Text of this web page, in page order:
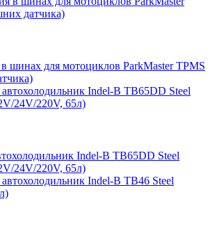
шинах для мотоциклов ParkMaster TPMS
Indel-B TB65DD Steel
24V/220V, 65л)